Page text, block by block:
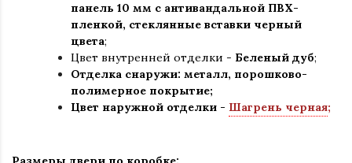
панель 10 мм с антивандальной ПВХ-
пленкой, стеклянные вставки черный
цвета;
Цвет внутренней отделки - Беленый дуб;
Отделка снаружи: металл, порошково-
полимерное покрытие;
Цвет наружной отделки - Шагрень черная;